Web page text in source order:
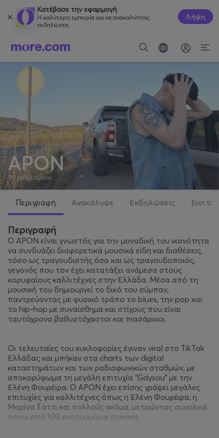
Κατέβασε την εφαρμογή
Η καλύτερη εμπειρία για να ανακαλύπτεις
εκδηλώσεις.
Λήψη
APON
91 ακόλουθοι
Περιγραφή Ανακάλυψε Εκδηλώσεις
Περιγραφή
Ο APON είναι γνωστός για την μοναδική του ικανότητα
να συνδυάζει διαφορετικά μουσικά είδη και διαθέσεις,
τόσο ως τραγουδιστής όσο και ως τραγουδοποιός,
γεγονός που τον έχει κατατάξει ανάμεσα στους
κορυφαίους καλλιτέχνες στην Ελλάδα. Μέσα από τη
μουσική του δημιουργεί το δικό του σύμπαν,
παντρεύοντας με φυσικό τρόπο το blues, την pop και
το hip-hop με συναίσθημα και στίχους που είναι
ταυτόχρονα βαθυστόχαστοι και πιασάρικοι.
Οι τελευταίες του κυκλοφορίες έγιναν viral στο TikTok
Ελλάδας και μπήκαν στα charts των digital
καταστημάτων και των ραδιοφωνικών σταθμών, με
αποκορύφωμα τη μεγάλη επιτυχία “Gdysou” με την
Ελένη Φουρέιρα. Ο APON έχει επίσης γράψει μεγάλες
επιτυχίες για καλλιτέχνες όπως η Ελένη Φουρέιρα, η
Μαρίνα Σάττι και πολλούς ακόμα, μετρώντας συνολικά
πάνω από 100 εκατομμύρια streams.